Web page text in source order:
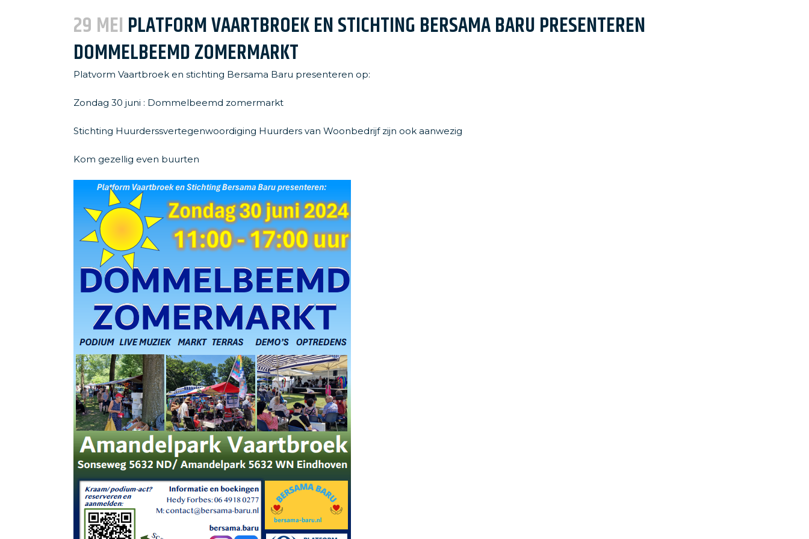
Huurverhoging
Aanmelden nieuwsbrief
29 MEI PLATFORM VAARTBROEK EN STICHTING BERSAMA BARU PRESENTEREN
DOMMELBEEMD ZOMERMARKT
Platvorm Vaartbroek en stichting Bersama Baru presenteren op:
Zondag 30 juni : Dommelbeemd zomermarkt
Stichting Huurderssvertegenwoordiging Huurders van Woonbedrijf zijn ook aanwezig
Kom gezellig even buurten